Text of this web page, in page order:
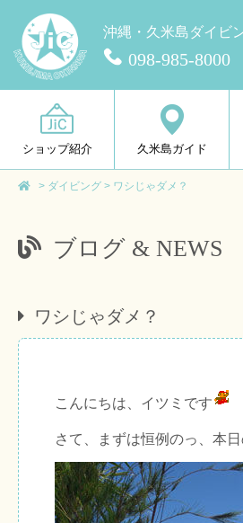
沖縄・久米島ダイビ
098-985-8000
ショップ紹介 久米島ガイド
> ダイビング > ワシじゃダメ？
ブログ & NEWS
ワシじゃダメ？
こんにちは、イツミです
さて、まずは恒例のっ、本